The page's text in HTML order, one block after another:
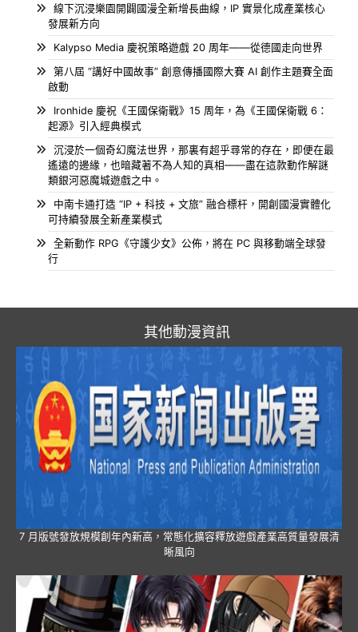
線下沉浸樂園開闢國漫全新增長曲線，IP 實景化成產業核心
發展新方向
Kalypso Media 慶祝策略遊戲 20 周年——從德國走向世界
第八屆 “講好中國故事” 創意傳播國際大賽 AI 創作主題賽全面
啟動
Ironhide 慶祝《王國保衛戰》15 周年，為《王國保衛戰 6：
起源》引入經典模式
沉浸於一個奇幻魔法世界，那裏有超乎尋常的存在，即便在最
遙遠的邊緣，也暗藏著不為人知的真相——盡在這款動作解謎
類銀河惡魔城遊戲之中。
中南卡通打造 “IP + 科技 + 文旅” 融合標杆，開創國漫實體化
可持續發展全新產業模式
全新動作 RPG《守護少女》公佈，將在 PC 與移動端全球發
行
其他動漫資訊
7 月版號發放規模創年內新高，常態化擴容釋放遊戲產業高質量發展清
晰風向